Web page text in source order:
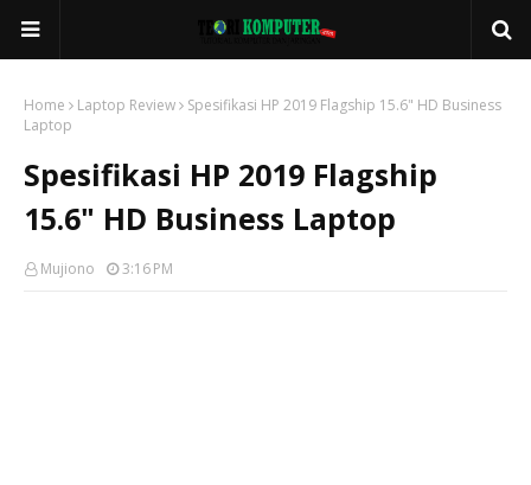
Home Laptop Review
Spesifikasi HP 2019 Flagship 15.6" HD Business
Laptop
Spesifikasi HP 2019 Flagship
15.6" HD Business Laptop
Mujiono 3:16 PM